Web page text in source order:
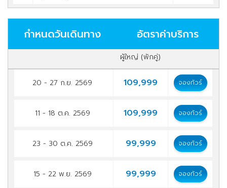
กำหนดวันเดินทาง อัตราค่าบริการ
ผู้ใหญ่ (พักคู่)
20 - 27 ก.ย. 2569 109,999 จองทัวร์
11 - 18 ต.ค. 2569 109,999 จองทัวร์
23 - 30 ต.ค. 2569 99,999 จองทัวร์
15 - 22 พ.ย. 2569 99,999 จองทัวร์